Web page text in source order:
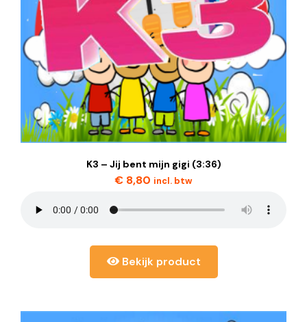
K3 – Jij bent mijn gigi (3:36)
€ 8,80 incl. btw
Bekijk product